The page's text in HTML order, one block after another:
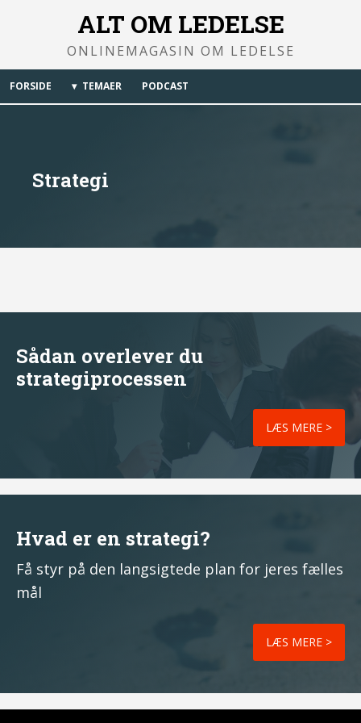
ALT OM LEDELSE
ONLINEMAGASIN OM LEDELSE
FORSIDE TEMAER PODCAST
Strategi
Sådan overlever du
strategiprocessen
LÆS MERE >
Hvad er en strategi?
Få styr på den langsigtede plan for jeres fælles
mål
LÆS MERE >